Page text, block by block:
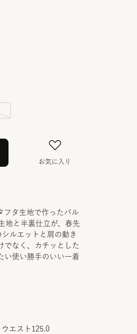
お気に入り
フタ生地で作ったバル
地と半裏仕立が、春先
ルエットと肩の動き
でなく、カチッとした
い使い勝手のいい一着
エスト125.0